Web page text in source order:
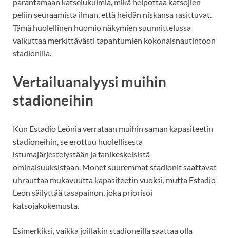
peliin seuraamista ilman, että heidän niskansa rasittuvat.
Tämä huolellinen huomio näkymien suunnittelussa
vaikuttaa merkittävästi tapahtumien kokonaisnautintoon
stadionilla.
Vertailuanalyysi muihin
stadioneihin
Kun Estadio Leónia verrataan muihin saman kapasiteetin
stadioneihin, se erottuu huolellisesta
istumajärjestelystään ja fanikeskeisistä
ominaisuuksistaan. Monet suuremmat stadionit saattavat
uhrauttaa mukavuutta kapasiteetin vuoksi, mutta Estadio
León säilyttää tasapainon, joka priorisoi
katsojakokemusta.
Esimerkiksi, vaikka joillakin stadioneilla saattaa olla